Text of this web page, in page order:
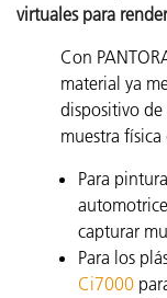
virtuales para
Con
material ya
dispositivo
muestra
Para
capturar
Para los
Ci7000